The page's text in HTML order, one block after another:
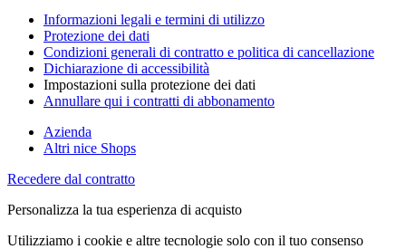
Informazioni legali e termini di utilizzo
Protezione dei dati
Condizioni generali di contratto e politica di cancellazione
Dichiarazione di accessibilità
Impostazioni sulla protezione dei dati
Annullare qui i contratti di abbonamento
Azienda
Altri nice Shops
Recedere dal contratto
Personalizza la tua esperienza di acquisto
Utilizziamo i cookie e altre tecnologie solo con il tuo consenso